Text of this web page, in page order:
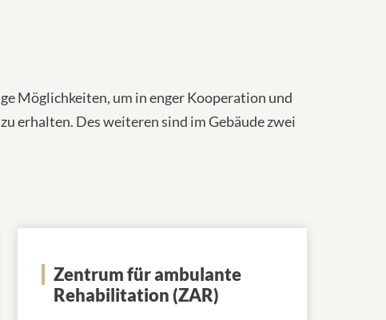
Möglichkeiten, um in enger Kooperation und
erhalten. Des weiteren sind im Gebäude zwei
Zentrum für ambulante
Rehabilitation (ZAR)